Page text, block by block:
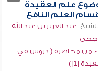
علم العقيدة
العلم النافع
للشيخ: عبد العزيز بن عبد الله
من محاضرة ( دروس في
[1])